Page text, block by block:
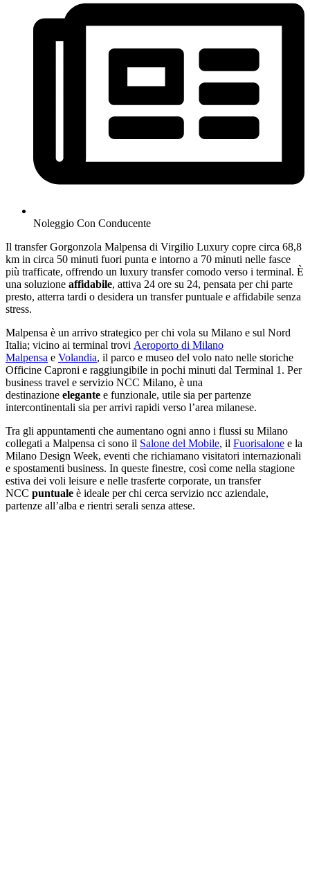
Noleggio Con Conducente
Il transfer Gorgonzola Malpensa di Virgilio Luxury copre circa 68,8
km in circa 50 minuti fuori punta e intorno a 70 minuti nelle fasce
più trafficate, offrendo un luxury transfer comodo verso i terminal. È
una soluzione affidabile, attiva 24 ore su 24, pensata per chi parte
presto, atterra tardi o desidera un transfer puntuale e affidabile senza
stress.
Malpensa è un arrivo strategico per chi vola su Milano e sul Nord
Italia; vicino ai terminal trovi Aeroporto di Milano
Malpensa e Volandia, il parco e museo del volo nato nelle storiche
Officine Caproni e raggiungibile in pochi minuti dal Terminal 1. Per
business travel e servizio NCC Milano, è una
destinazione elegante e funzionale, utile sia per partenze
intercontinentali sia per arrivi rapidi verso l’area milanese.
Tra gli appuntamenti che aumentano ogni anno i flussi su Milano
collegati a Malpensa ci sono il Salone del Mobile, il Fuorisalone e la
Milano Design Week, eventi che richiamano visitatori internazionali
e spostamenti business. In queste finestre, così come nella stagione
estiva dei voli leisure e nelle trasferte corporate, un transfer
NCC puntuale è ideale per chi cerca servizio ncc aziendale,
partenze all’alba e rientri serali senza attese.